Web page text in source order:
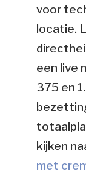
voor
locatie.
een live
375 en
kijken
met